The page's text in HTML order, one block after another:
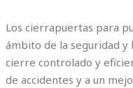
Los cierrapuertas para
ámbito de la seguridad y
cierre controlado y
de accidentes y a un